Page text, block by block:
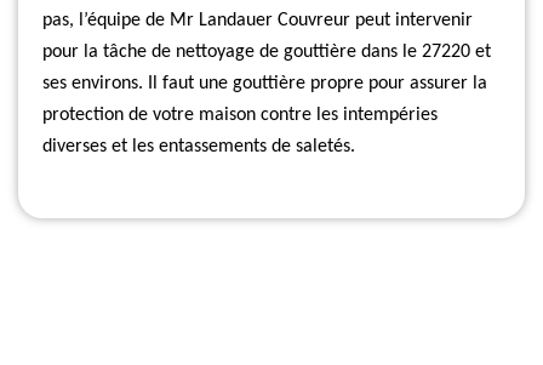
pas, l’équipe de Mr Landauer Couvreur peut intervenir
pour la tâche de nettoyage de gouttière dans le 27220 et
ses environs. Il faut une gouttière propre pour assurer la
protection de votre maison contre les intempéries
diverses et les entassements de saletés.